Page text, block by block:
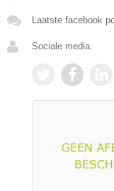
Laatste facebook
Sociale media: